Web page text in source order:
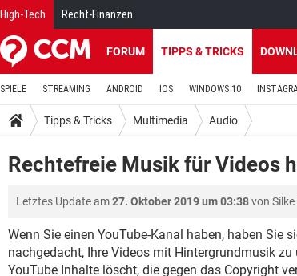
High-Tech Recht-Finanzen
FORUM TIPPS & TRICKS
SPIELE STREAMING ANDROID IOS WINDOWS 10
Tipps & Tricks Multimedia Audio
Rechtefreie Musik für Videos
Letztes Update am27. Oktober 2019 um 03:38von
Wenn Sie einen YouTube-Kanal haben, haben Sie
nachgedacht, Ihre Videos mit Hintergrundmusik
YouTube Inhalte löscht, die gegen das Copyright